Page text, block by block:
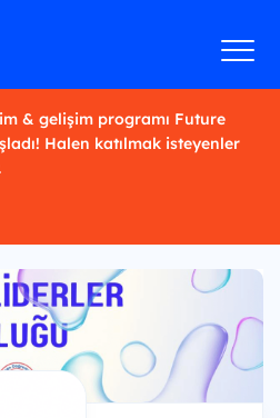
& gelişim programı Future
Halen katılmak isteyenler